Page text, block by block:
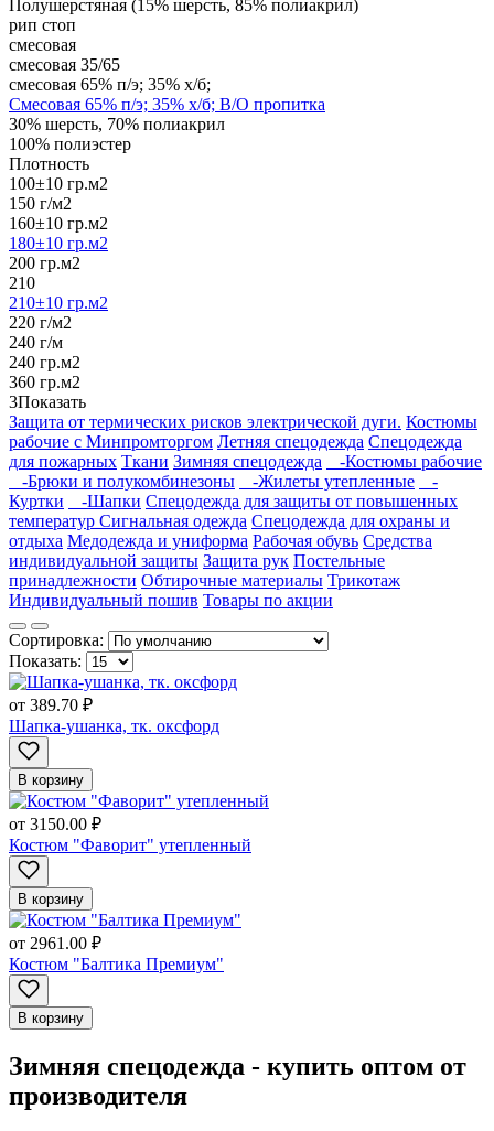
Полушерстяная (15% шерсть, 85% полиакрил)
рип стоп
смесовая
смесовая 35/65
смесовая 65% п/э; 35% х/б;
Смесовая 65% п/э; 35% х/б; В/О пропитка
30% шерсть, 70% полиакрил
100% полиэстер
Плотность
100±10 гр.м2
150 г/м2
160±10 гр.м2
180±10 гр.м2
200 гр.м2
210
210±10 гр.м2
220 г/м2
240 г/м
240 гр.м2
360 гр.м2
3Показать
Защита от термических рисков электрической дуги. Костюмы
рабочие с Минпромторгом Летняя спецодежда Спецодежда
для пожарных Ткани Зимняя спецодежда
-Костюмы рабочие
-Брюки и полукомбинезоны
-Жилеты утепленные
-
Куртки
-Шапки Спецодежда для защиты от повышенных
температур Сигнальная одежда Спецодежда для охраны и
отдыха Медодежда и униформа Рабочая обувь Средства
индивидуальной защиты Защита рук Постельные
принадлежности Обтирочные материалы Трикотаж
Индивидуальный пошив Товары по акции
Сортировка:
Показать:
от 389.70 ₽
Шапка-ушанка, тк. оксфорд
В корзину
от 3150.00 ₽
Костюм "Фаворит" утепленный
В корзину
от 2961.00 ₽
Костюм "Балтика Премиум"
В корзину
Зимняя спецодежда - купить оптом от
производителя